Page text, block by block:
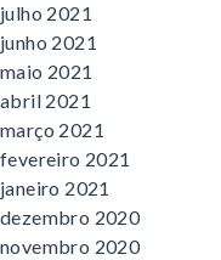
julho 2021
junho 2021
maio 2021
abril 2021
março 2021
fevereiro 2021
janeiro 2021
dezembro 2020
novembro 2020